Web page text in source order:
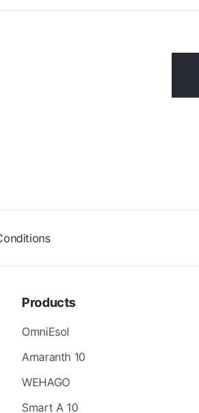
Products
OmniEsol
Amaranth 10
WEHAGO
Smart A 10